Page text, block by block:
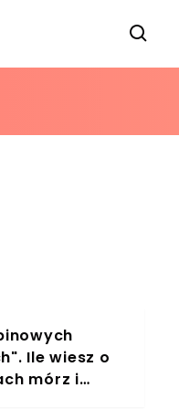
Ile wiesz o
mórz i